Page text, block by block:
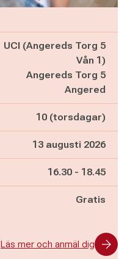
UCI (Angereds Torg 5
Vån 1)
Angereds Torg 5
Angered
10 (torsdagar)
13 augusti 2026
Pågår mellan
16.30 - och
18.45
Gratis
Läs mer och anmäl dig